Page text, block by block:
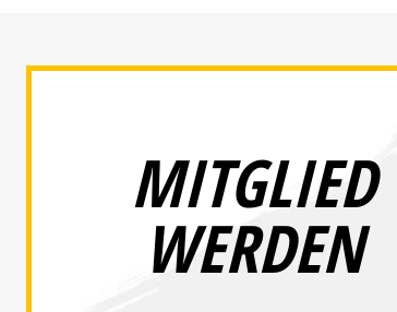
MITGLIED
WERDEN